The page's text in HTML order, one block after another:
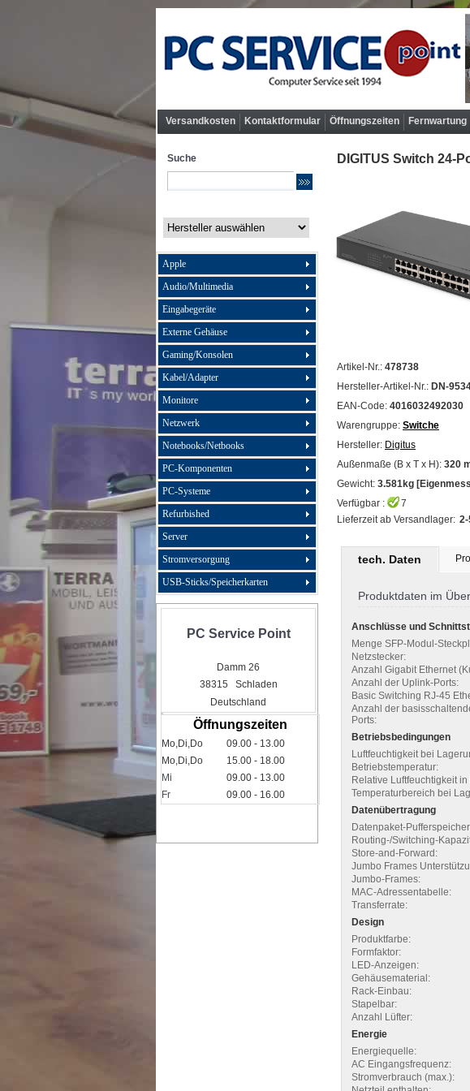
Versandkosten Kontaktformular Öffnungszeiten Fernwartung
Suche
Apple
Audio/Multimedia
Eingabegeräte
Externe Gehäuse
Gaming/Konsolen
Kabel/Adapter
Monitore
Netzwerk
Notebooks/Netbooks
PC-Komponenten
PC-Systeme
Refurbished
Server
Stromversorgung
USB-Sticks/Speicherkarten
PC Service Point
Damm 26
38315 Schladen
Deutschland
Öffnungszeiten
Mo,Di,Do
09.00 - 13.00
Mo,Di,Do
15.00 - 18.00
Mi
09.00 - 13.00
Fr
09.00 - 16.00
DIGITUS Switch 24-
Artikel-Nr.: 478738
Hersteller-Artikel-Nr.: DN-
EAN-Code: 4016032492030
Warengruppe: Switche
Hersteller: Digitus
Außenmaße (B x T x H): 320
Gewicht: 3.581kg
Verfügbar :
7
Lieferzeit ab Versandlager: 2-
tech. Daten
Produktdaten im
Anschlüsse und
Menge SFP-Modul-
Netzstecker:
Anzahl Gigabit Ethernet
Anzahl der Uplink-Ports:
Basic Switching RJ-45
Anzahl der
Ports:
Betriebsbedingungen
Luftfeuchtigkeit bei
Betriebstemperatur:
Relative Luftfeuchtigkeit in
Temperaturbereich bei
Datenübertragung
Datenpaket-
Routing-/Switching-
Store-and-Forward:
Jumbo Frames
Jumbo-Frames:
MAC-Adressentabelle:
Transferrate:
Design
Produktfarbe:
Formfaktor:
LED-Anzeigen:
Gehäusematerial:
Rack-Einbau:
Stapelbar:
Anzahl Lüfter:
Energie
Energiequelle:
AC Eingangsfrequenz:
Stromverbrauch (max.):